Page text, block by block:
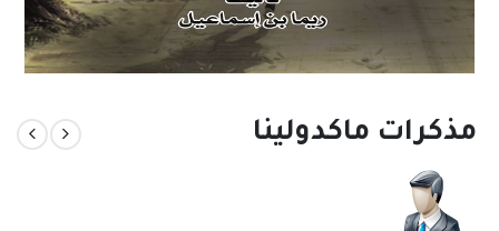
مذكرات ماكدولينا